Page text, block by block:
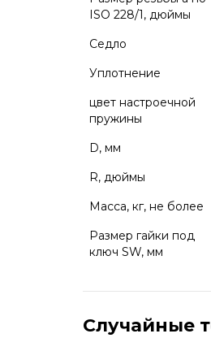
ISO 228/1, дюймы
Седло
Уплотнение
цвет настроечной
пружины
D, мм
R, дюймы
Масса, кг, не более
Размер гайки под
ключ SW, мм
Случайные